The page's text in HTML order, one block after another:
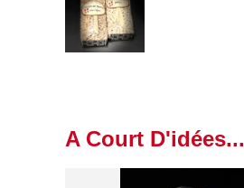
A Court D'idées...